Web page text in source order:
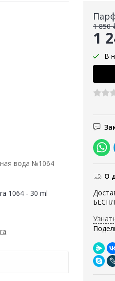
1
1 850
В
О
вода №1064
1064 - 30 ml